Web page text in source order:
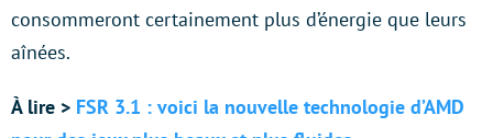
consommeront certainement plus d’énergie que leurs
aînées.
À lire > FSR 3.1 : voici la nouvelle technologie d’AMD